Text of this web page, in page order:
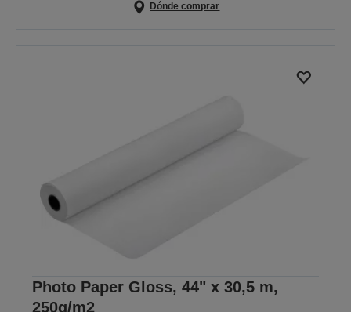
Dónde comprar
Photo Paper Gloss, 44" x 30,5 m,
250g/m2